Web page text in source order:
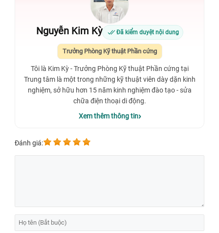
Nguyễn Kim Kỳ Đã kiểm duyệt nội dung
Trưởng Phòng Kỹ thuật Phần cứng
Tôi là Kim Kỳ - Trưởng Phòng Kỹ thuật Phần cứng tại
Trung tâm là một trong những kỹ thuật viên dày dặn kinh
nghiệm, sở hữu hơn 15 năm kinh nghiệm đào tạo - sửa
chữa điện thoại di động.
Xem thêm thông tin
Đánh giá: